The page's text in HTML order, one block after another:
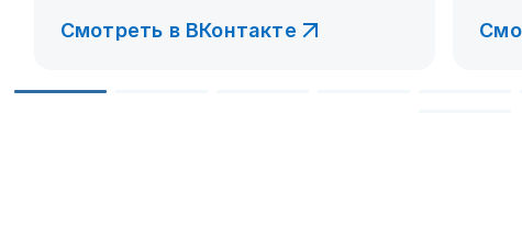
Смотреть в ВКонтакте